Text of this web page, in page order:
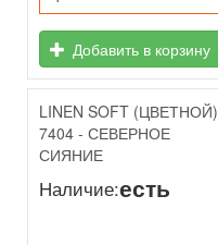
Добавить в корзину
LINEN SOFT (ЦВЕТНОЙ)
7404 - СЕВЕРНОЕ
СИЯНИЕ
Наличие:есть